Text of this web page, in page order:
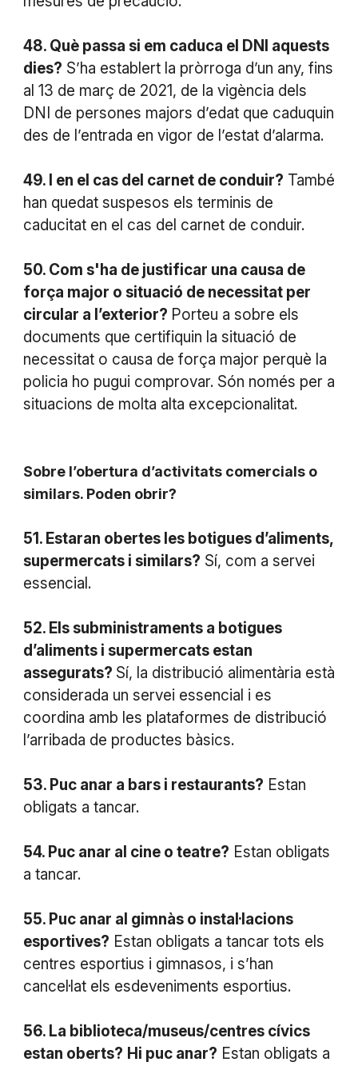
48. Què passa si em caduca el DNI aquests
dies? S’ha establert la pròrroga d’un any, fins
al 13 de març de 2021, de la vigència dels
DNI de persones majors d’edat que caduquin
des de l’entrada en vigor de l’estat d’alarma.
49. I en el cas del carnet de conduir? També
han quedat suspesos els terminis de
caducitat en el cas del carnet de conduir.
50. Com s'ha de justificar una causa de
força major o situació de necessitat per
circular a l’exterior? Porteu a sobre els
documents que certifiquin la situació de
necessitat o causa de força major perquè la
policia ho pugui comprovar. Són només per a
situacions de molta alta excepcionalitat.
Sobre l’obertura d’activitats comercials o
similars. Poden obrir?
51. Estaran obertes les botigues d’aliments,
supermercats i similars? Sí, com a servei
essencial.
52. Els subministraments a botigues
d’aliments i supermercats estan
assegurats? Sí, la distribució alimentària està
considerada un servei essencial i es
coordina amb les plataformes de distribució
l’arribada de productes bàsics.
53. Puc anar a bars i restaurants? Estan
obligats a tancar.
54. Puc anar al cine o teatre? Estan obligats
a tancar.
55. Puc anar al gimnàs o instal·lacions
esportives? Estan obligats a tancar tots els
centres esportius i gimnasos, i s’han
cancel·lat els esdeveniments esportius.
56. La biblioteca/museus/centres cívics
estan oberts? Hi puc anar? Estan obligats a